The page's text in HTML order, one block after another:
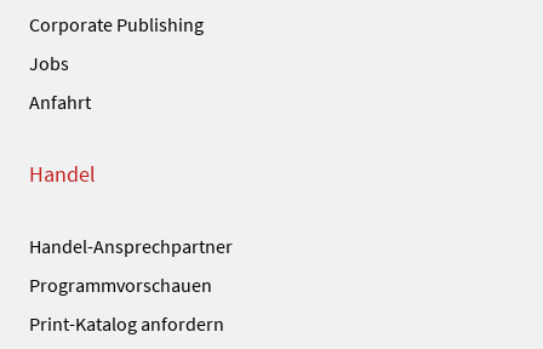
Corporate Publishing
Jobs
Anfahrt
Handel
Handel-Ansprechpartner
Programmvorschauen
Print-Katalog anfordern